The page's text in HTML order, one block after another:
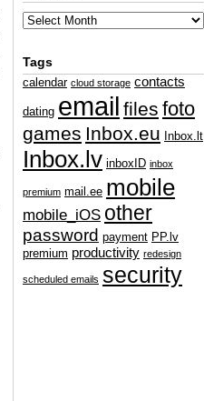
Tags
calendar cloud storage contacts
dating email files foto
games Inbox.eu Inbox.lt
Inbox.lv inboxID inbox
premium mail.ee mobile
mobile_iOS other
password payment PP.lv
premium productivity redesign
scheduled emails security